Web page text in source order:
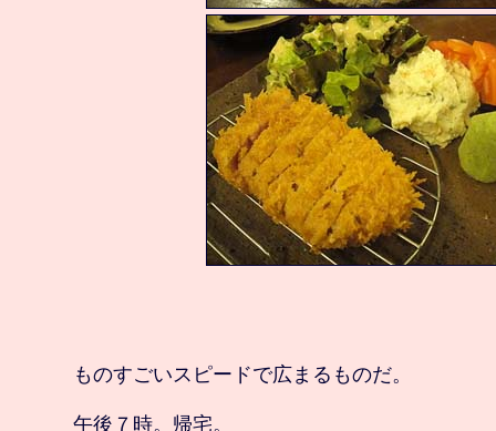
ものすごいスピードで広まるものだ。
午後７時。帰宅。